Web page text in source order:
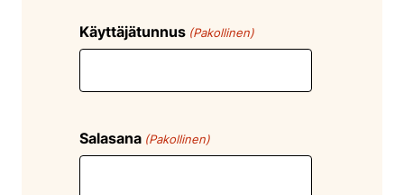
Käyttäjätunnus (Pakollinen)
Salasana (Pakollinen)